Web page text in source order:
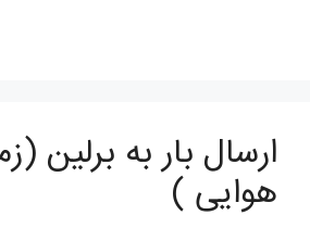
ارسال بار به برلین
هوایی )